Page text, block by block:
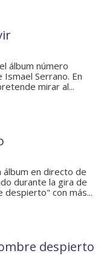
álbum número
Serrano. En
mirar al...
álbum en directo de
durante la gira de
despierto" con más...
despierto